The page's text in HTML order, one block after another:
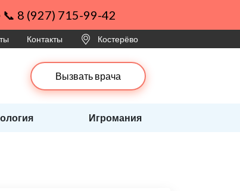
📞 8 (927) 715-99-42
Контакты Костерёво
Вызвать врача
Игромания